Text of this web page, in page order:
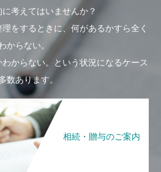
考えてはいませんか？
をするときに、何があるかすら全く
からない。
からない。という状況になるケース
数あります。
相続・贈与のご案内